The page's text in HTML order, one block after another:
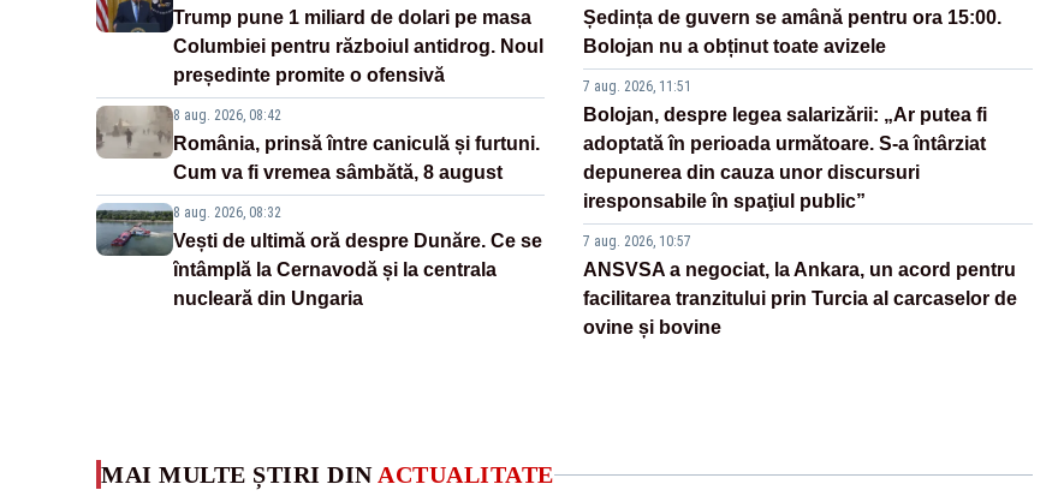
Trump pune 1 miliard de dolari pe masa
Columbiei pentru războiul antidrog. Noul
președinte promite o ofensivă
8 aug. 2026, 08:42
România, prinsă între caniculă și furtuni.
Cum va fi vremea sâmbătă, 8 august
8 aug. 2026, 08:32
Vești de ultimă oră despre Dunăre. Ce se
întâmplă la Cernavodă și la centrala
nucleară din Ungaria
Ședința de guvern se amână pentru ora 15:00.
Bolojan nu a obținut toate avizele
7 aug. 2026, 11:51
Bolojan, despre legea salarizării: „Ar putea fi
adoptată în perioada următoare. S-a întârziat
depunerea din cauza unor discursuri
iresponsabile în spaţiul public”
7 aug. 2026, 10:57
ANSVSA a negociat, la Ankara, un acord pentru
facilitarea tranzitului prin Turcia al carcaselor de
ovine și bovine
MAI MULTE ȘTIRI DIN ACTUALITATE